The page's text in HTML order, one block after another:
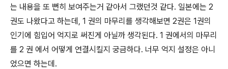
는 내용을 또 뻔히 보여주는거 같아서 그랬던것 같다. 일본에는 2
권도 나왔다고 하는데, 1 권의 마무리를 생각해보면 2권은 1권의
인기에 힘입어 억지로 써진게 아닐까 생각된다. 1 권에서의 마무리
를 2 권 에서 어떻게 연결시킬지 궁금하다. 너무 억지 설정은 아니
었으면 하는데.